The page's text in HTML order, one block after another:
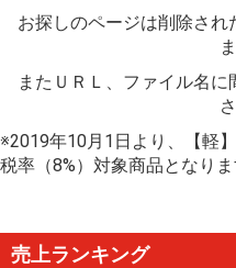
truehd
お探しのページは削除さ
またＵＲＬ、ファイル名
※2019年10月1日より、【軽
税率（8%）対象商品となりま
売上ランキング